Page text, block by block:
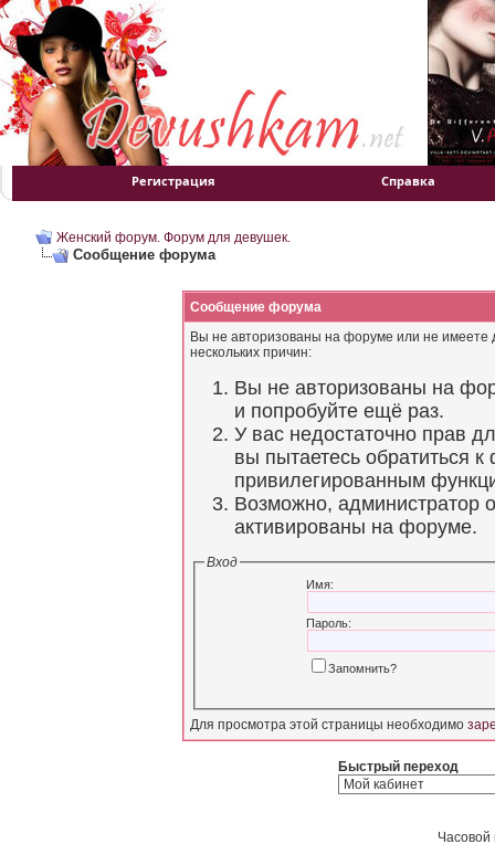
Регистрация Справка
Женский форум. Форум для девушек.
Сообщение форума
Сообщение форума
Вы не авторизованы на форуме или не имеете
нескольких причин:
Вы не авторизованы на
и попробуйте ещё раз.
У вас недостаточно прав
вы пытаетесь обратиться
привилегированным
Возможно, администратор
активированы на форуме.
Вход
Имя:
Пароль:
Запомнить?
Для просмотра этой страницы необходимо
Быстрый переход
Часовой